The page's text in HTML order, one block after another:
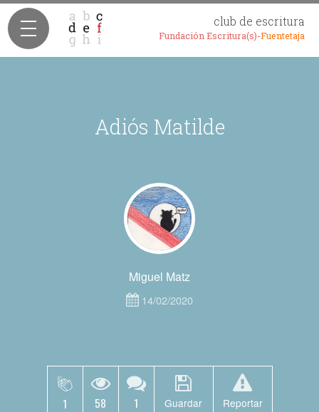
club de escritura
Fundación Escritura(s)-Fuentetaja
Adiós Matilde
Miguel Matz
14/02/2020
1 58 1 Guardar Reportar